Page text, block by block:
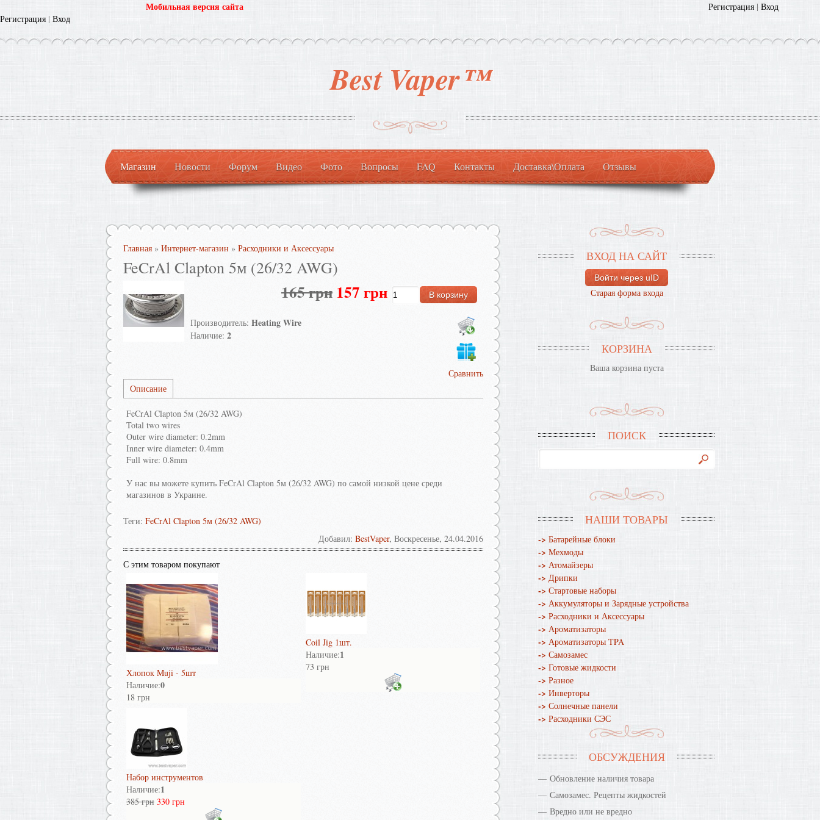
Мобильная версия сайта Регистрация | Вход
Регистрация| Вход
Best Vaper™
Магазин Новости Форум Видео Фото Вопросы FAQ Контакты Доставка\Оплата Отзывы
Главная » Интернет-магазин » Расходники и Аксессуары
FeCrAl Clapton 5м (26/32 AWG)
165 грн157 грн
Производитель: Heating Wire
Наличие: 2
Сравнить
Описание
FeCrAl Clapton 5м (26/32 AWG)
Total two wires
Outer wire diameter: 0.2mm
Inner wire diameter: 0.4mm
Full wire: 0.8mm
У нас вы можете купить FeCrAl Clapton 5м (26/32 AWG) по самой низкой цене среди
магазинов в Украине.
Теги: FeCrAl Clapton 5м (26/32 AWG)
Добавил: BestVaper, Воскресенье, 24.04.2016
С этим товаром покупают
Хлопок Muji - 5шт
Наличие:0
18 грн
Coil Jig 1шт.
Наличие:1
73 грн
Набор инструментов
Наличие:1
385 грн 330 грн
ВХОД НА САЙТ
Войти через uID
Старая форма входа
КОРЗИНА
Ваша корзина пуста
ПОИСК
НАШИ ТОВАРЫ
-> Батарейные блоки
-> Мехмоды
-> Атомайзеры
-> Дрипки
-> Стартовые наборы
-> Аккумуляторы и Зарядные устройства
-> Расходники и Аксессуары
-> Ароматизаторы
-> Ароматизаторы TPA
-> Самозамес
-> Готовые жидкости
-> Разное
-> Инверторы
-> Солнечные панели
-> Расходники СЭС
ОБСУЖДЕНИЯ
Обновление наличия товара
Самозамес. Рецепты жидкостей
Вредно или не вредно